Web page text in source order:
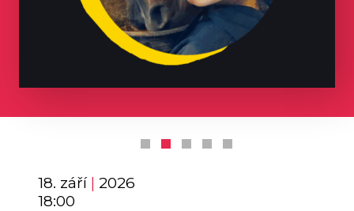
18. září | 2026
18:00